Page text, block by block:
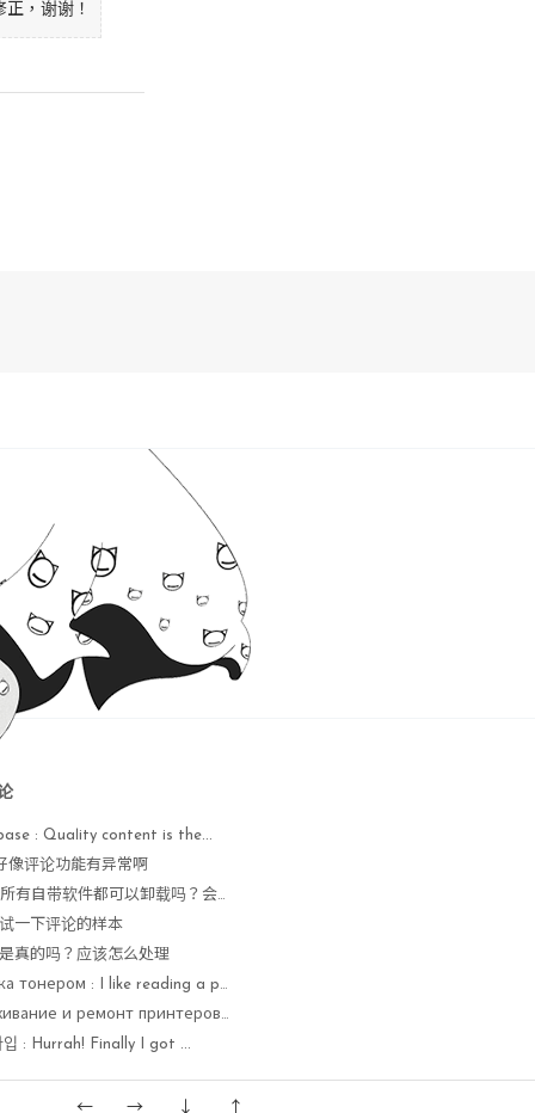
，谢谢！
← → ↓ ↑
: Quaⅼity content is the...
像评论功能有异常啊
Nope : 所有自带软件都可以卸载吗？会不会出现异常
一下评论的样本
真的吗？应该怎么处理
заправка тонером : I like reading a post ...
обслуживание и ремонт принтеров : Currently it seems lik...
입 : Hurrah! Finally I got ...